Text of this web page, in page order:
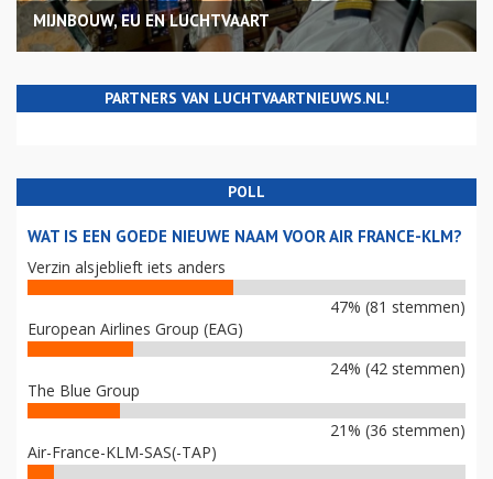
MIJNBOUW, EU EN LUCHTVAART
PARTNERS VAN LUCHTVAARTNIEUWS.NL!
POLL
WAT IS EEN GOEDE NIEUWE NAAM VOOR AIR FRANCE-KLM?
Verzin alsjeblieft iets anders
47% (81 stemmen)
European Airlines Group (EAG)
24% (42 stemmen)
The Blue Group
21% (36 stemmen)
Air-France-KLM-SAS(-TAP)